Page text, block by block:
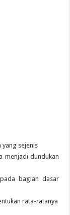
sejenis
menjadi dundukan
bagian dasar
rata-ratanya